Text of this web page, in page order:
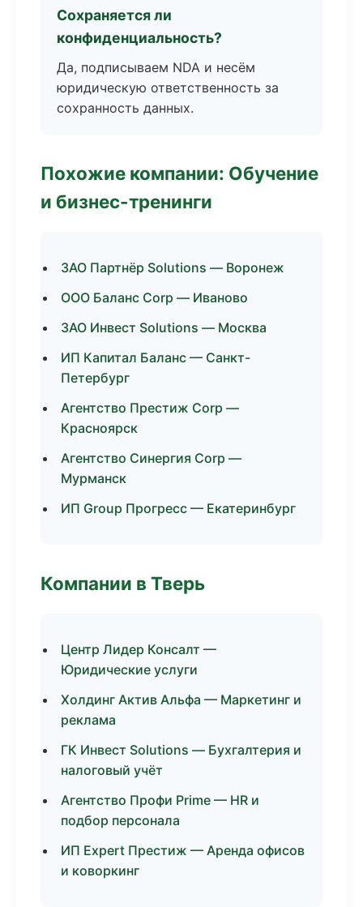
Сохраняется ли
конфиденциальность?
Да, подписываем NDA и несём
юридическую ответственность за
сохранность данных.
Похожие компании: Обучение
и бизнес-тренинги
ЗАО Партнёр Solutions — Воронеж
ООО Баланс Corp — Иваново
ЗАО Инвест Solutions — Москва
ИП Капитал Баланс — Санкт-
Петербург
Агентство Престиж Corp —
Красноярск
Агентство Синергия Corp —
Мурманск
ИП Group Прогресс — Екатеринбург
Компании в Тверь
Центр Лидер Консалт —
Юридические услуги
Холдинг Актив Альфа — Маркетинг и
реклама
ГК Инвест Solutions — Бухгалтерия и
налоговый учёт
Агентство Профи Prime — HR и
подбор персонала
ИП Expert Престиж — Аренда офисов
и коворкинг